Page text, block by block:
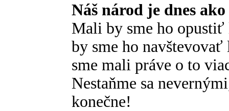
Náš národ je dnes
Mali by sme ho opustiť
by sme ho
sme mali práve o to
Nestaňme sa
konečne!